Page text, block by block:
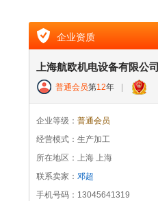
企业资质
上海航欧机电设备有限公司
普通会员第12年
企业等级： 普通会员
经营模式：生产加工
所在地区：上海 上海
联系卖家： 邓超
手机号码：13045641319